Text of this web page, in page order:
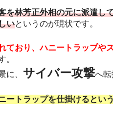
を林芳正外相の元に派遣し
いというのが現状です。
ており、ハニートラップや
。
に、 サイバー攻撃へ転
ートラップを仕掛けるとい